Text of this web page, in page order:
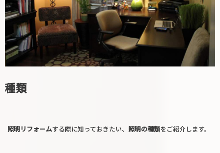
種類
照明リフォームする際に知っておきたい、 照明の種類をご紹介します。